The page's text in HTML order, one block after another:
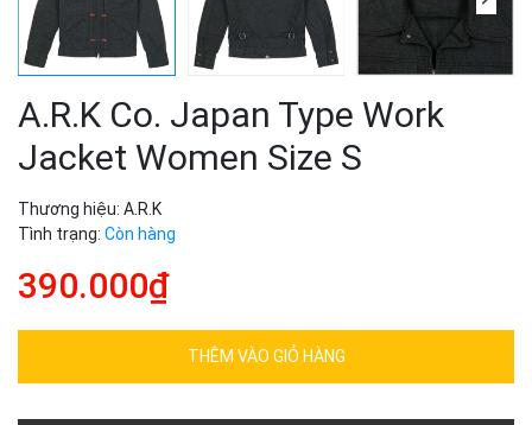
A.R.K Co. Japan Type Work
Jacket Women Size S
Thương hiệu: A.R.K
Tình trạng: Còn hàng
390.000₫
THÊM VÀO GIỎ HÀNG